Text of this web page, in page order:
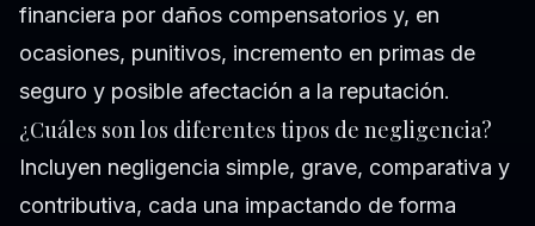
financiera por daños compensatorios y, en
ocasiones, punitivos, incremento en primas de
seguro y posible afectación a la reputación.
¿Cuáles son los diferentes tipos de negligencia?
Incluyen negligencia simple, grave, comparativa y
contributiva, cada una impactando de forma